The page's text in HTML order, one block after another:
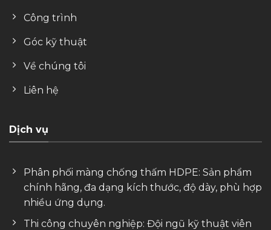
Công trình
Góc kỹ thuật
Về chúng tôi
Liên hệ
Dịch vụ
Phân phối màng chống thấm HDPE: Sản phẩm
chính hãng, đa dạng kích thước, độ dày, phù hợp
nhiều ứng dụng.
Thi công chuyên nghiệp: Đội ngũ kỹ thuật viên